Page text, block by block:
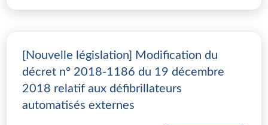
[Nouvelle législation] Modification du
décret n° 2018-1186 du 19 décembre
2018 relatif aux défibrillateurs
automatisés externes